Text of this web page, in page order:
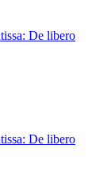
De libero
De libero